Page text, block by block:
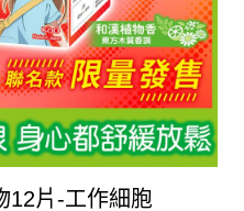
12片-工作細胞